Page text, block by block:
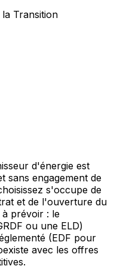
Transition
d'énergie est
sans engagement de
s'occupe de
et de l'ouverture du
prévoir : le
ou une ELD)
(EDF pour
avec les offres